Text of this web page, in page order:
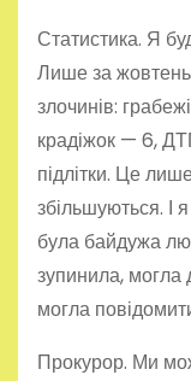
Статистика. Я
Лише за жовтень
злочинів:
крадіжок — 6,
підлітки. Це
збільшуються. І
була байдужа
зупинила, могла
могла
Прокурор. Ми